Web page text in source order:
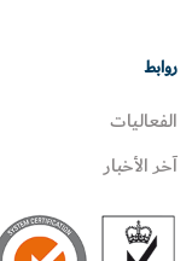
روابط
الفعاليات
آخر الأخبار